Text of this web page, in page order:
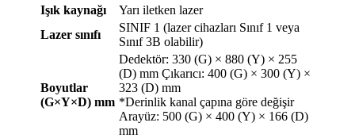
Işık kaynağı
Yarı iletken lazer
Lazer sınıfı
SINIF 1 (lazer cihazları Sınıf 1 veya
Sınıf 3B olabilir)
Boyutlar
(G×Y×D) mm
Dedektör: 330 (G) × 880 (Y) × 255
(D) mm Çıkarıcı: 400 (G) × 300 (Y) ×
323 (D) mm
*Derinlik kanal çapına göre değişir
Arayüz: 500 (G) × 400 (Y) × 166 (D)
mm